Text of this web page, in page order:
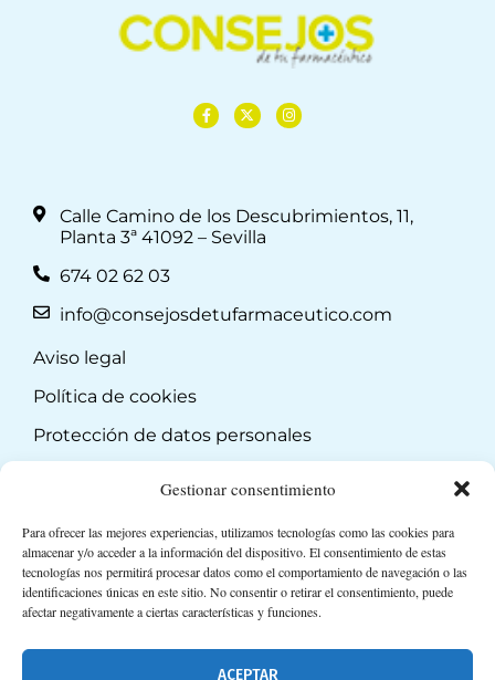
Gestionar consentimiento
Para ofrecer las mejores experiencias, utilizamos tecnologías como las cookies para
almacenar y/o acceder a la información del dispositivo. El consentimiento de estas
tecnologías nos permitirá procesar datos como el comportamiento de navegación o las
identificaciones únicas en este sitio. No consentir o retirar el consentimiento, puede
afectar negativamente a ciertas características y funciones.
ACEPTAR
Calle Camino de los Descubrimientos, 11,
Planta 3ª 41092 – Sevilla
674 02 62 03
info@consejosdetufarmaceutico.com
Aviso legal
Política de cookies
Protección de datos personales